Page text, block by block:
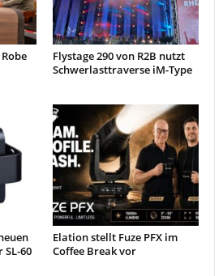
Flystage 290 von R2B nutzt
Schwerlasttraverse iM-Type
60
Elation stellt Fuze PFX im
Coffee Break vor